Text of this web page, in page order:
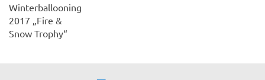
Winterballooning
2017 „Fire &
Snow Trophy“